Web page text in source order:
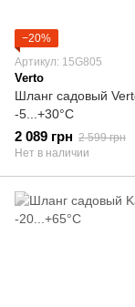
−20%
Артикул: 15G805
Verto
Шланг садовый
-5...+30°C
2 089 грн 2 599 грн
Нет в наличии